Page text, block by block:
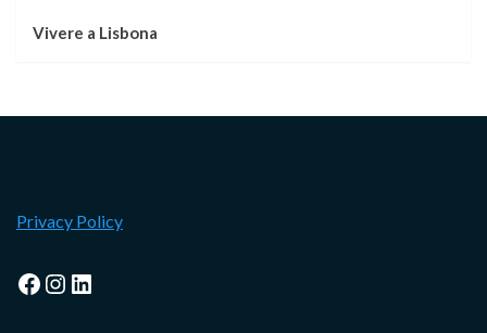
Vivere a Lisbona
Privacy Policy
Facebook
Instagram
LinkedIn